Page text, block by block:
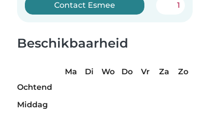
Contact Esmee 1
Beschikbaarheid
Ma Di Wo Do Vr Za
Zo
Ochtend
Middag